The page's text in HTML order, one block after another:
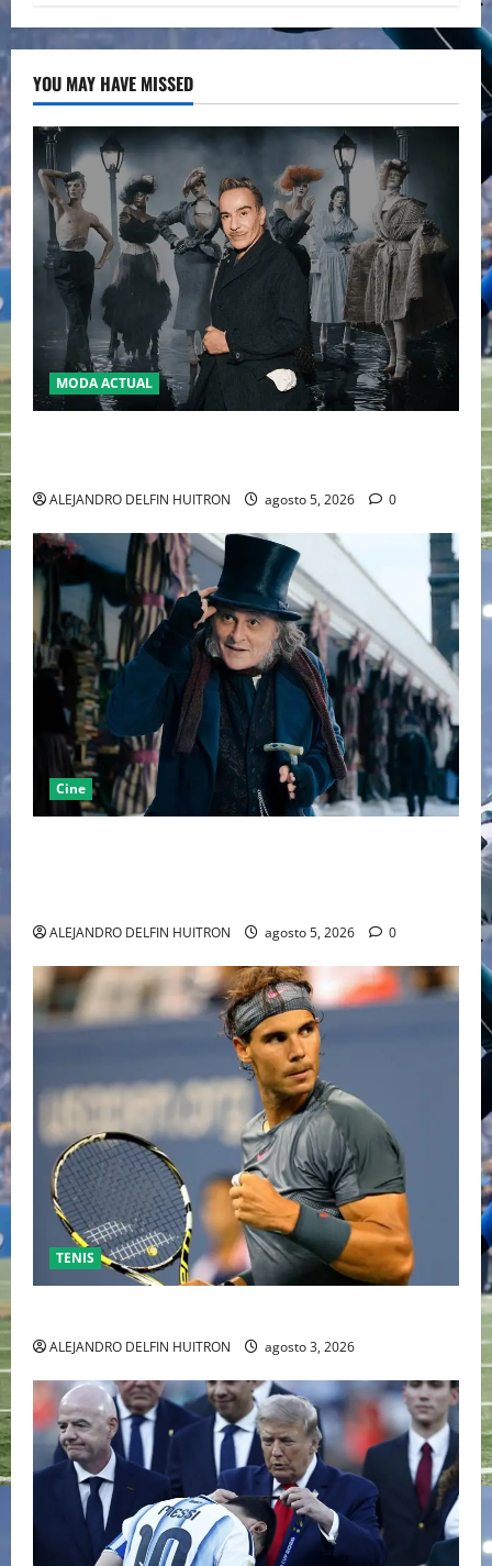
YOU MAY HAVE MISSED
MODA ACTUAL
ALEJANDRO DELFIN HUITRON agosto 5, 2026 0
Cine
ALEJANDRO DELFIN HUITRON agosto 5, 2026 0
TENIS
ALEJANDRO DELFIN HUITRON agosto 3, 2026